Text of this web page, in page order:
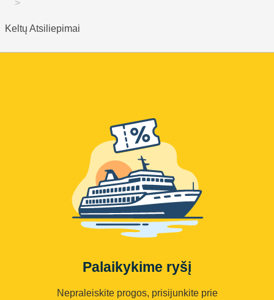
Keltų Atsiliepimai
Palaikykime ryšį
Nepraleiskite progos, prisijunkite prie